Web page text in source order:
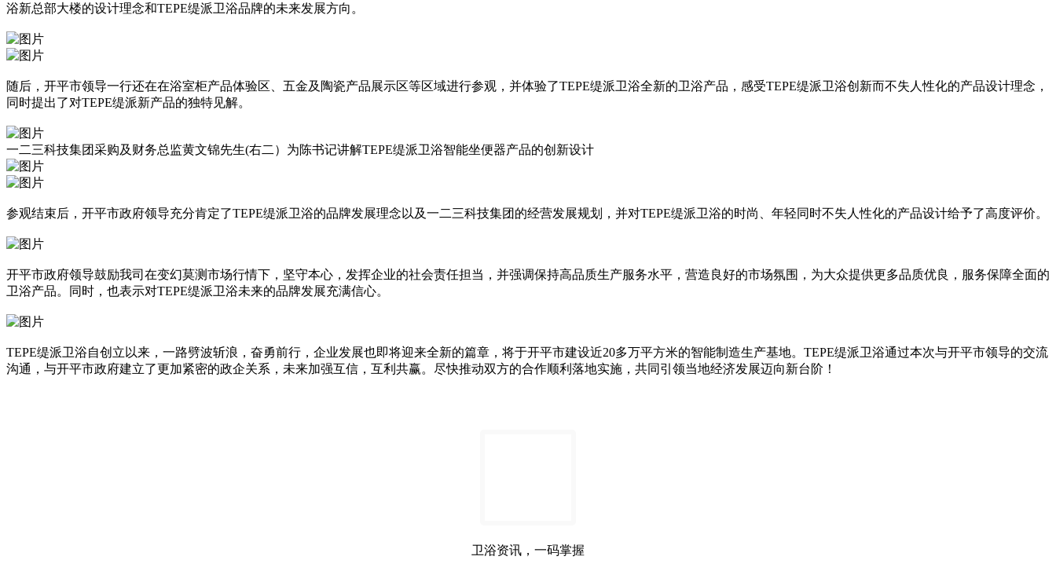
浴新总部大楼的设计理念和TEPE缇派卫浴品牌的未来发展方向。
随后，开平市领导一行还在在浴室柜产品体验区、五金及陶瓷产品展示区等区域进行参观，并体验了TEPE缇派卫浴全新的卫浴产品，感受TEPE缇派卫浴创新而不失人性化的产品设计理念，
同时提出了对TEPE缇派新产品的独特见解。
一二三科技集团采购及财务总监黄文锦先生(右二）为陈书记讲解TEPE缇派卫浴智能坐便器产品的创新设计
参观结束后，开平市政府领导充分肯定了TEPE缇派卫浴的品牌发展理念以及一二三科技集团的经营发展规划，并对TEPE缇派卫浴的时尚、年轻同时不失人性化的产品设计给予了高度评价。
开平市政府领导鼓励我司在变幻莫测市场行情下，坚守本心，发挥企业的社会责任担当，并强调保持高品质生产服务水平，营造良好的市场氛围，为大众提供更多品质优良，服务保障全面的
卫浴产品。同时，也表示对TEPE缇派卫浴未来的品牌发展充满信心。
TEPE缇派卫浴自创立以来，一路劈波斩浪，奋勇前行，企业发展也即将迎来全新的篇章，将于开平市建设近20多万平方米的智能制造生产基地。TEPE缇派卫浴通过本次与开平市领导的交流
沟通，与开平市政府建立了更加紧密的政企关系，未来加强互信，互利共赢。尽快推动双方的合作顺利落地实施，共同引领当地经济发展迈向新台阶！
卫浴资讯，一码掌握